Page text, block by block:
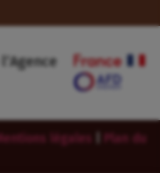
légales
Plan du